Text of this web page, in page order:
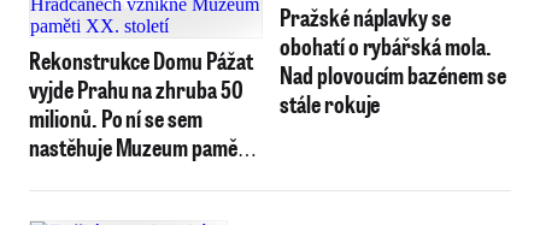
Rekonstrukce Domu Pážat
vyjde Prahu na zhruba 50
milionů. Po ní se sem
nastěhuje Muzeum paměti
Pražské náplavky se
obohatí o rybářská mola.
Nad plovoucím bazénem se
stále rokuje